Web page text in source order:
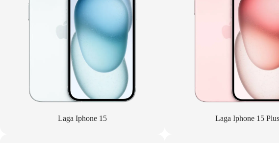
Laga Iphone 15 Laga Iphone 15 Plus